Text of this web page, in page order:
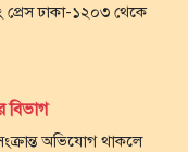
প্রেস ঢাকা-১২০৩ থেকে
বিভাগ
অভিযোগ থাকলে